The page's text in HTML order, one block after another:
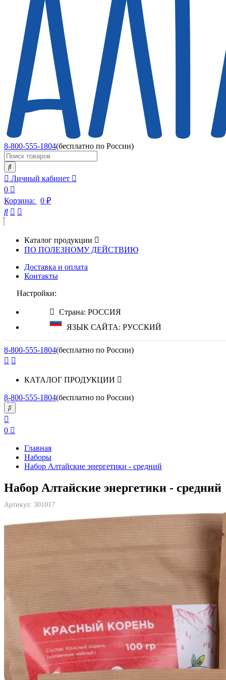
8-800-555-1804(бесплатно по России)
Личный кабинет
0
Корзина:
0 ₽
Каталог продукции
ПО ПОЛЕЗНОМУ ДЕЙСТВИЮ
Доставка и оплата
Контакты
Настройки:
Страна: РОССИЯ
ЯЗЫК САЙТА: РУССКИЙ
8-800-555-1804(бесплатно по России)
КАТАЛОГ ПРОДУКЦИИ
8-800-555-1804(бесплатно по России)
0
Главная
Наборы
Набор Алтайские энергетики - средний
Набор Алтайские энергетики - средний
Артикул: 301017